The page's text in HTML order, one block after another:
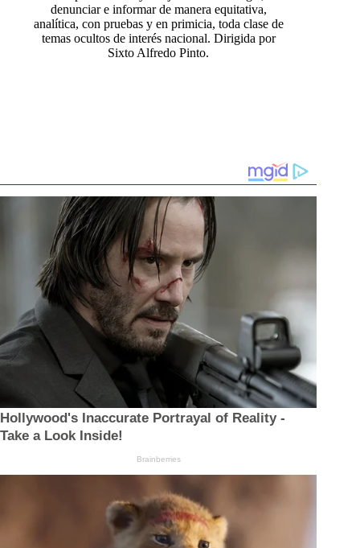
denunciar e informar de manera equitativa,
analítica, con pruebas y en primicia, toda clase de
temas ocultos de interés nacional. Dirigida por
Sixto Alfredo Pinto.